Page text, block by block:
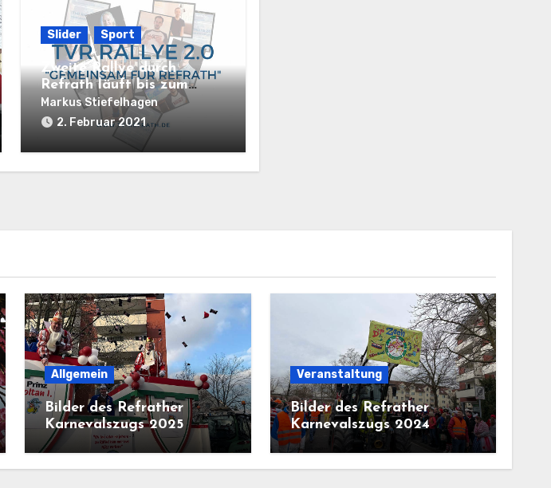
Slider Sport
Zweite Rallye durch
Refrath läuft bis zum
14.02.2021
Markus Stiefelhagen
2. Februar 2021
Allgemein
Bilder des Refrather
Karnevalszugs 2025
Veranstaltung
Bilder des Refrather
Karnevalszugs 2024